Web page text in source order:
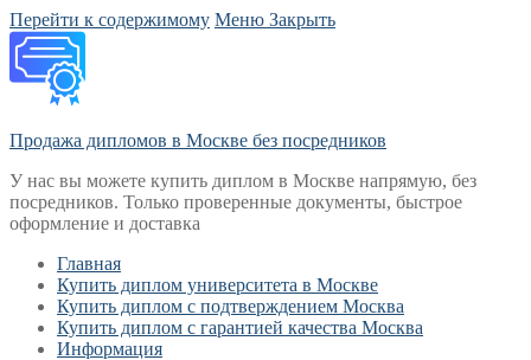
Перейти к содержимому Меню Закрыть
Продажа дипломов в Москве без посредников
У нас вы можете купить диплом в Москве напрямую, без
посредников. Только проверенные документы, быстрое
оформление и доставка
Главная
Купить диплом университета в Москве
Купить диплом с подтверждением Москва
Купить диплом с гарантией качества Москва
Информация